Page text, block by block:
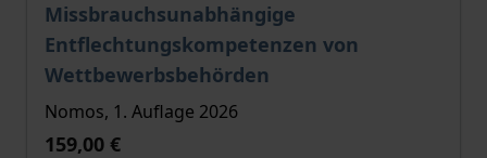
Missbrauchsunabhängige
Entflechtungskompetenzen von
Wettbewerbsbehörden
Nomos, 1. Auflage 2026
159,00 €